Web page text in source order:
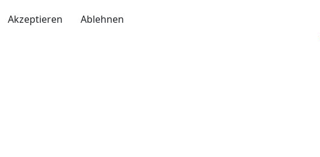
Akzeptieren
Ablehnen